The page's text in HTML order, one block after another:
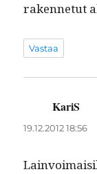
raken­netut
Vastaa
KariS
19.12.2012 18:56